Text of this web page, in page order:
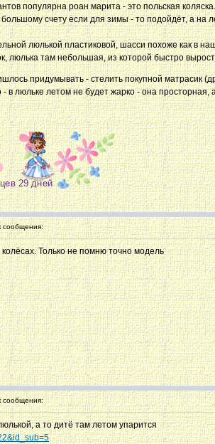
популярна роан марита - это польская
счету если для зимы - то подойдёт, а на
люлькой пластиковой, шасси похоже как в
люлька там небольшая, из которой быстро
придумывать - стелить покупной матрасик
люльке летом не будет жарко - она
Только не помню точно модель
а то дитё там летом упарится